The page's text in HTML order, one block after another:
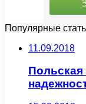
Популярные
11.09.2018
Польская